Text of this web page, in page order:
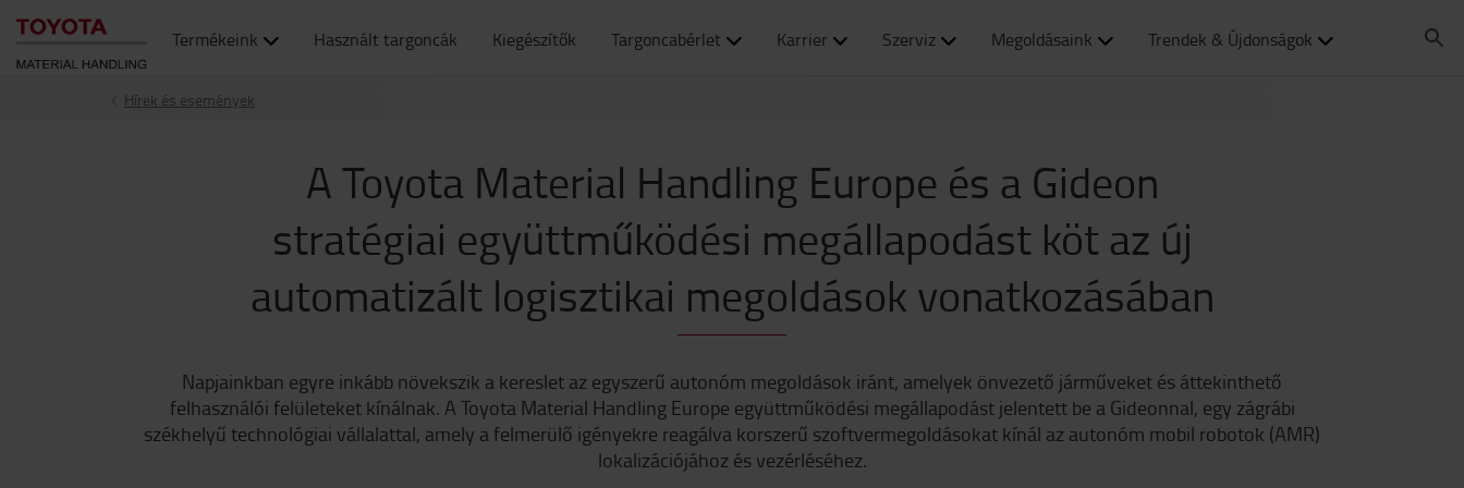
Termékeink Használt targoncák Kiegészítők Targoncabérlet Karrier Szerviz Megoldásaink Trendek & Újdonságok
Hírek és események
A Toyota Material Handling Europe és a Gideon
stratégiai együttműködési megállapodást köt az új
automatizált logisztikai megoldások vonatkozásában
Napjainkban egyre inkább növekszik a kereslet az egyszerű autonóm megoldások iránt, amelyek önvezető járműveket és áttekinthető
felhasználói felületeket kínálnak. A Toyota Material Handling Europe együttműködési megállapodást jelentett be a Gideonnal, egy zágrábi
székhelyű technológiai vállalattal, amely a felmerülő igényekre reagálva korszerű szoftvermegoldásokat kínál az autonóm mobil robotok (AMR)
lokalizációjához és vezérléséhez.